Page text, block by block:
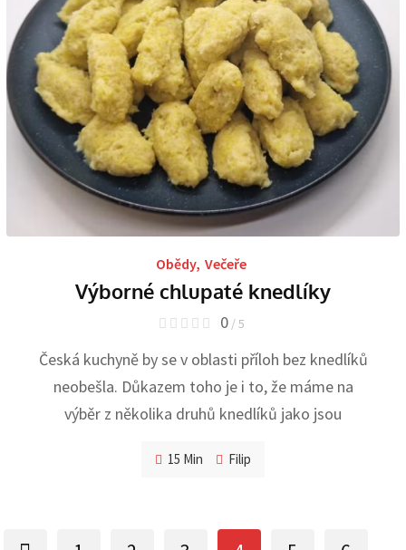
Obědy, Večeře
Výborné chlupaté knedlíky
0 / 5
Česká kuchyně by se v oblasti příloh bez knedlíků
neobešla. Důkazem toho je i to, že máme na
výběr z několika druhů knedlíků jako jsou
15 Min Filip